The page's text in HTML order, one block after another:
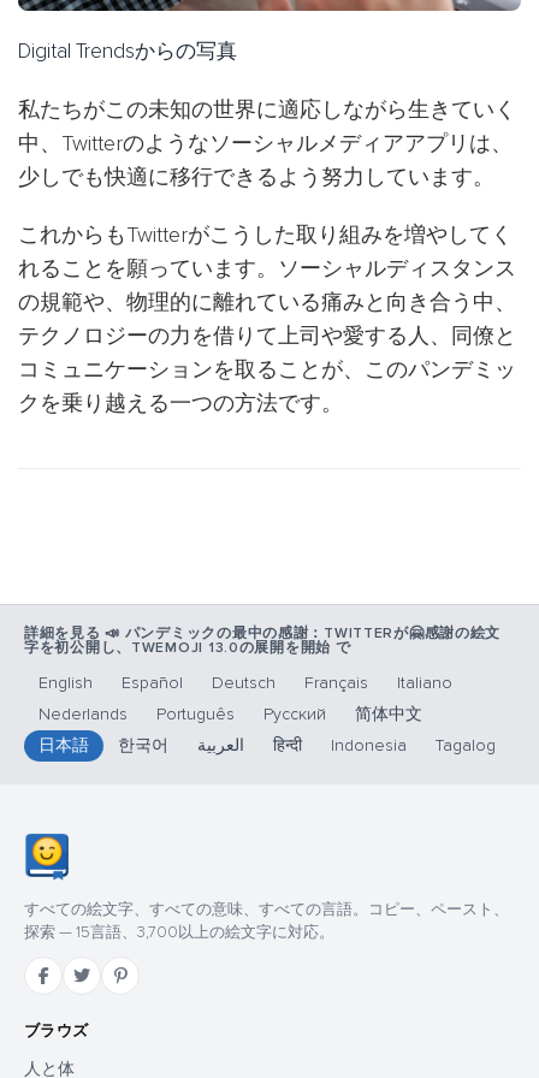
Digital Trendsからの写真
私たちがこの未知の世界に適応しながら生きていく
中、Twitterのようなソーシャルメディアアプリは、
少しでも快適に移行できるよう努力しています。
これからもTwitterがこうした取り組みを増やしてく
れることを願っています。ソーシャルディスタンス
の規範や、物理的に離れている痛みと向き合う中、
テクノロジーの力を借りて上司や愛する人、同僚と
コミュニケーションを取ることが、このパンデミッ
クを乗り越える一つの方法です。
詳細を見る 📣 パンデミックの最中の感謝：TWITTERが🤗感謝の絵文
字を初公開し、TWEMOJI 13.0の展開を開始 で
English Español Deutsch Français
Italiano
Nederlands
Português Русский
简体中文
日本語
한국어 العربية हिन्दी Indonesia Tagalog
すべての絵文字、すべての意味、すべての言語。コピー、ペースト、
探索 — 15言語、3,700以上の絵文字に対応。
ブラウズ
人と体